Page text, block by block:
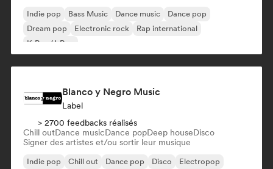
Indie pop Bass Music Dance music
Dance pop
Dream pop
Electronic rock
Rap international
K-Pop/J-Pop
Blanco y Negro Music
Label
> 2700 feedbacks réalisés
Chill outDance musicDance popDeep houseDisco
Signer des artistes et/ou sortir leur musique
Indie pop Chill out Dance pop Disco Electropop